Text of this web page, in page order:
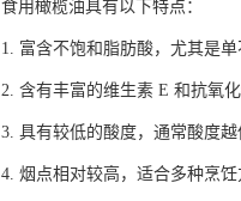
食用橄榄油具有以下特点：
1. 富含不饱和脂肪酸，尤其是
2. 含有丰富的维生素 E 和抗氧
3. 具有较低的酸度，通常酸度越
4. 烟点相对较高，适合多种烹